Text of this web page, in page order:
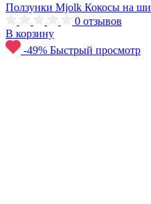
Ползунки Mjolk Кокосы на
0 отзывов
В корзину
-49% Быстрый просмотр